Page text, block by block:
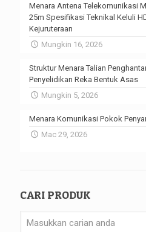
Menara Antena Telekomunikasi
25m Spesifikasi Teknikal Keluli
Kejuruteraan
Mungkin 16, 2026
Struktur Menara Talian
Penyelidikan Reka Bentuk Asas
Mungkin 5, 2026
Menara Komunikasi Pokok
Mac 29, 2026
CARI PRODUK